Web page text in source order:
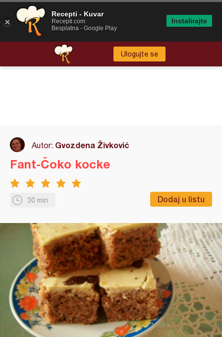
Ulogujte se
Autor: Gvozdena Živković
30 min Dodaj u listu
Fant-Čoko kocke
Recepti - Kuvar
Recepti.com
Besplatna - Google Play
Instalirajte